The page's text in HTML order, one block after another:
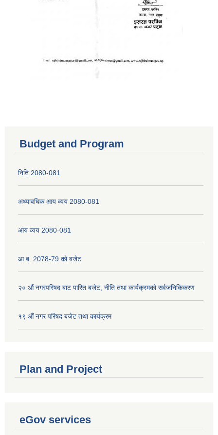
Budget and Program
निति 2080-081
अध्यावधिक आय व्यय 2080-081
आय व्यय 2080-081
आ.ब. 2078-79 को बजेट
२० औं नगरपरिषद बाट पारित बजेट, नीति तथा कार्यक्रमको सर्वजनिकिकरण
१९ औं नगर परिषद बजेट तथा कार्यक्रम
Plan and Project
eGov services